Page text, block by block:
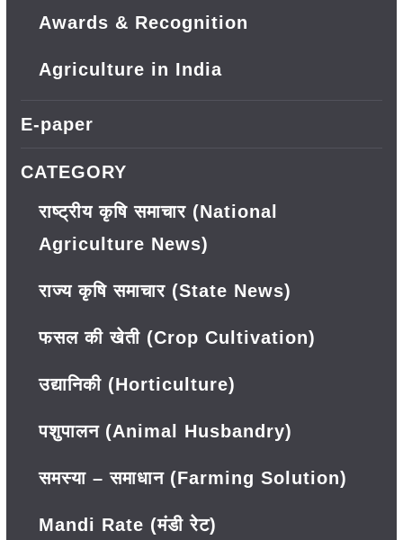
Awards & Recognition
Agriculture in India
E-paper
CATEGORY
राष्ट्रीय कृषि समाचार (National
Agriculture News)
राज्य कृषि समाचार (State News)
फसल की खेती (Crop Cultivation)
उद्यानिकी (Horticulture)
पशुपालन (Animal Husbandry)
समस्या – समाधान (Farming Solution)
Mandi Rate (मंडी रेट)